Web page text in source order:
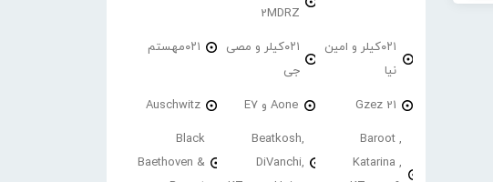
2MDRZ
۰۲۱کیلر و امین
نیا
۰۲۱کیلر و مصی
جی
۰۲۱مهستم
21 Gzez Aone و E7 Auschwitz
Baroot ,
Katarina ,
Beatkosh,
DiVanchi,
Black
Baethoven &